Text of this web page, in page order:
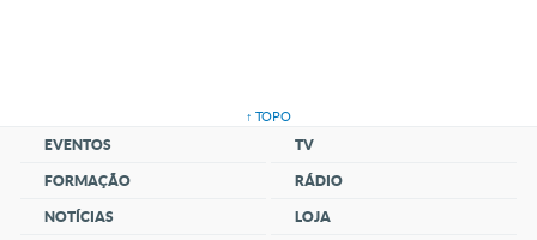
↑ TOPO
EVENTOS
FORMAÇÃO
NOTÍCIAS
TV
RÁDIO
LOJA